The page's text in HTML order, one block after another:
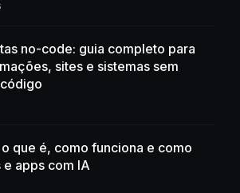
no-code: guia completo para
sites e sistemas sem
que é, como funciona e como
e apps com IA